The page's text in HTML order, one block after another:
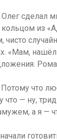
Олег сделал
из
чисто
«Мам,
Потому что
что — ну,
а я —